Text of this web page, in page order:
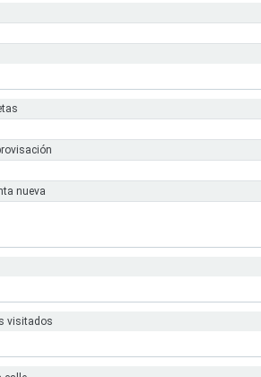
nueva
visitados